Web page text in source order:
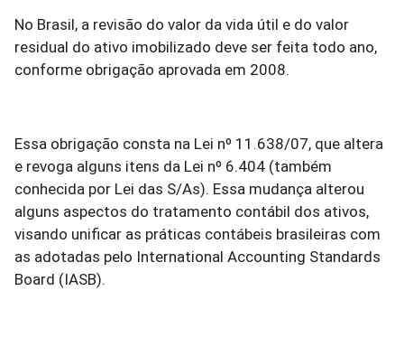
No Brasil, a revisão do valor da vida útil e do valor
residual do ativo imobilizado deve ser feita todo ano,
conforme obrigação aprovada em 2008.
Essa obrigação consta na Lei nº 11.638/07, que altera
e revoga alguns itens da Lei nº 6.404 (também
conhecida por Lei das S/As). Essa mudança alterou
alguns aspectos do tratamento contábil dos ativos,
visando unificar as práticas contábeis brasileiras com
as adotadas pelo International Accounting Standards
Board (IASB).